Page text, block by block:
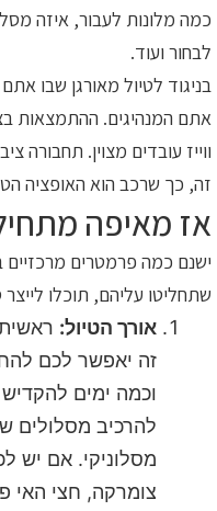
כמה מלונות לעבור, איזה
לבחור ועוד.
בניגוד לטיול מאורגן שבו
אתם המנהיגים. ההתמצאות
ווייז עובדים מצוין. תחבורה
זה, כך שרכב הוא האופציה
אז מאיפה
ישנם כמה פרמטרים מרכזיים
שתחליטו עליהם, תוכלו
אורך הטיול:
זה יאפשר לכם
וכמה ימים
מסלוניקי. אם יש
צומרקה, חצי האי